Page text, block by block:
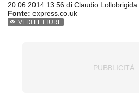
20.06.2014 13:56 di Claudio Lollobrigida
Fonte: express.co.uk
VEDI LETTURE